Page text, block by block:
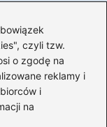
czyli tzw.
o zgodę na
reklamy i
i
na
życia
o Kubusiu